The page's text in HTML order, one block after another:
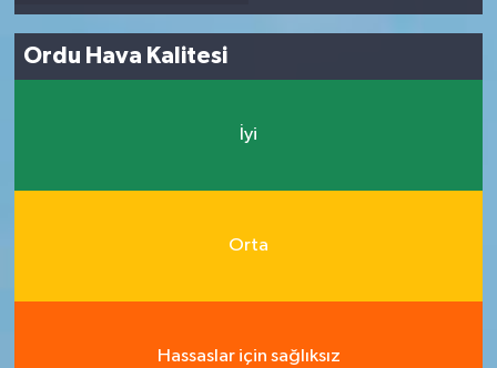
Ordu Hava Kalitesi
İyi
Orta
Hassaslar için sağlıksız